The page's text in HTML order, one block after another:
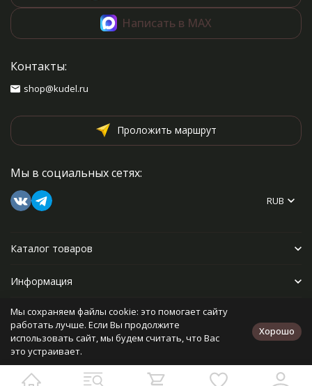
Написать в MAX
Контакты:
shop@kudel.ru
Проложить маршрут
Мы в социальных сетях:
RUB
Каталог товаров
Информация
Прочее
Политика персональных данных
Разработано в
bodysite.ru
Мы сохраняем файлы cookie: это помогает сайту
работать лучше. Если Вы продолжите
использовать сайт, мы будем считать, что Вас
это устраивает.
Хорошо